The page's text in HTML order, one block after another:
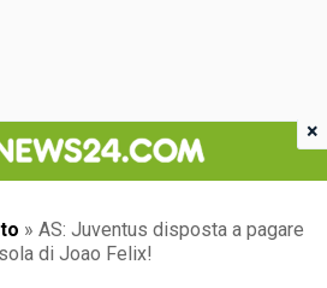
» AS: Juventus disposta a pagare
di Joao Felix!
×